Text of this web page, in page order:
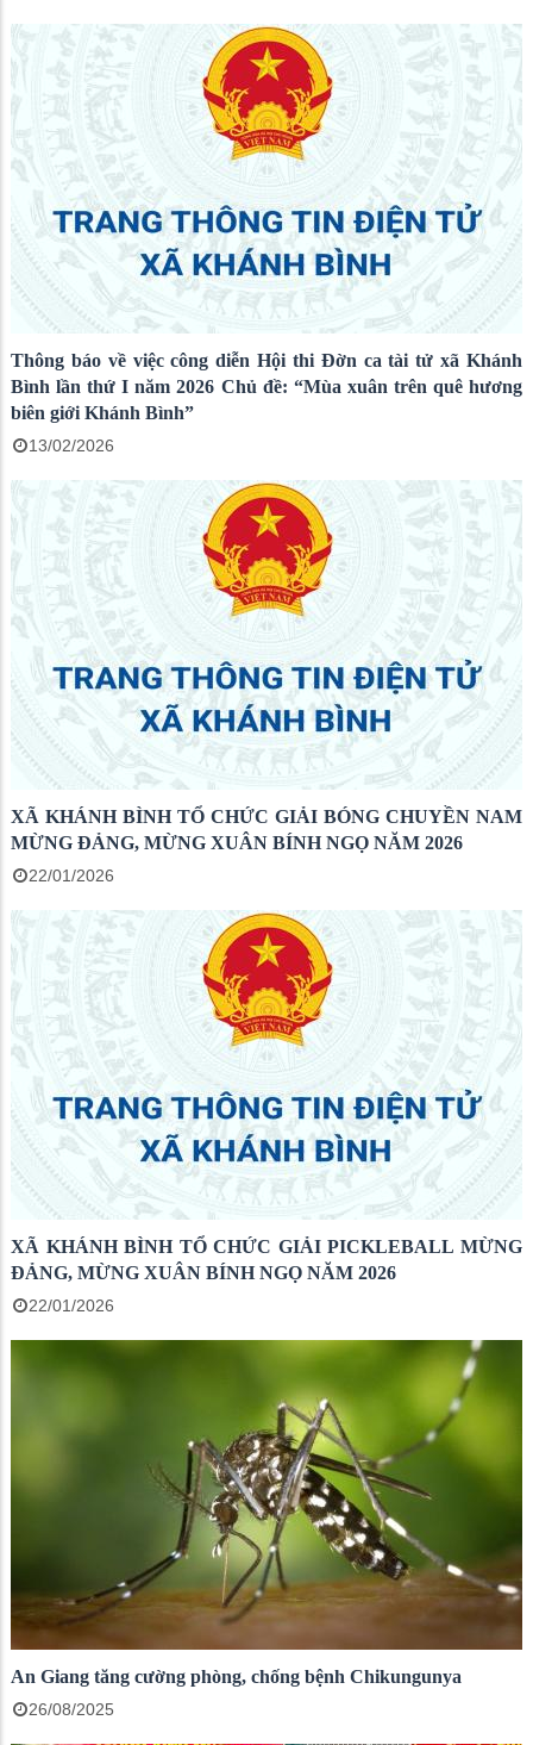
Thông báo về việc công diễn Hội thi Đờn ca tài tử xã Khánh
Bình lần thứ I năm 2026 Chủ đề: “Mùa xuân trên quê hương
biên giới Khánh Bình”
13/02/2026
XÃ KHÁNH BÌNH TỔ CHỨC GIẢI BÓNG CHUYỀN NAM
MỪNG ĐẢNG, MỪNG XUÂN BÍNH NGỌ NĂM 2026
22/01/2026
XÃ KHÁNH BÌNH TỔ CHỨC GIẢI PICKLEBALL MỪNG
ĐẢNG, MỪNG XUÂN BÍNH NGỌ NĂM 2026
22/01/2026
An Giang tăng cường phòng, chống bệnh Chikungunya
26/08/2025